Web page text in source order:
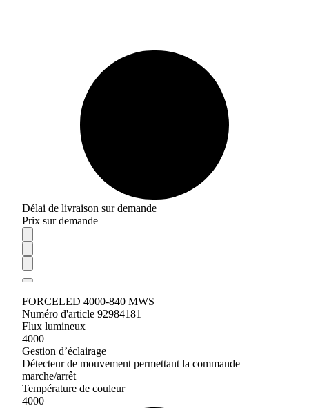
Délai de livraison sur demande
Prix sur demande
FORCELED 4000-840 MWS
Numéro d'article 92984181
Flux lumineux
4000
Gestion d’éclairage
Détecteur de mouvement permettant la commande
marche/arrêt
Température de couleur
4000